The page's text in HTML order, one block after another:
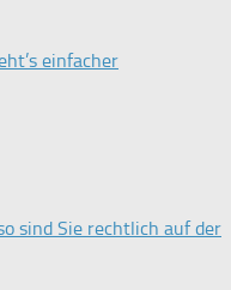
einfacher
sind Sie rechtlich auf der